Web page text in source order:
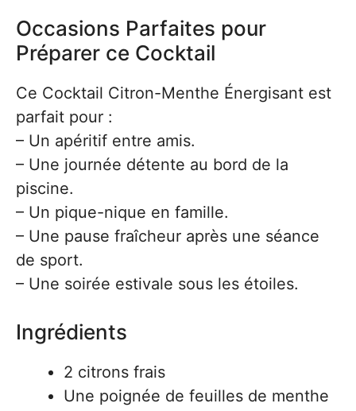
Occasions Parfaites pour
Préparer ce Cocktail
Ce Cocktail Citron-Menthe Énergisant est
parfait pour :
– Un apéritif entre amis.
– Une journée détente au bord de la
piscine.
– Un pique-nique en famille.
– Une pause fraîcheur après une séance
de sport.
– Une soirée estivale sous les étoiles.
Ingrédients
2 citrons frais
Une poignée de feuilles de menthe